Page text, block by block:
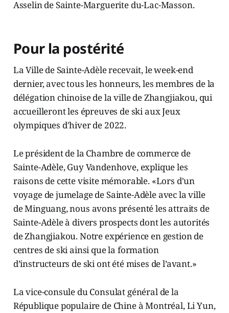
Asselin de Sainte-Marguerite du-Lac-Masson.
Pour la postérité
La Ville de Sainte-Adèle recevait, le week-end
dernier, avec tous les honneurs, les membres de la
délégation chinoise de la ville de Zhangjiakou, qui
accueilleront les épreuves de ski aux Jeux
olympiques d'hiver de 2022.
Le président de la Chambre de commerce de
Sainte-Adèle, Guy Vandenhove, explique les
raisons de cette visite mémorable. «Lors d'un
voyage de jumelage de Sainte-Adèle avec la ville
de Minguang, nous avons présenté les attraits de
Sainte-Adèle à divers prospects dont les autorités
de Zhangjiakou. Notre expérience en gestion de
centres de ski ainsi que la formation
d’instructeurs de ski ont été mises de l’avant.»
La vice-consule du Consulat général de la
République populaire de Chine à Montréal, Li Yun,